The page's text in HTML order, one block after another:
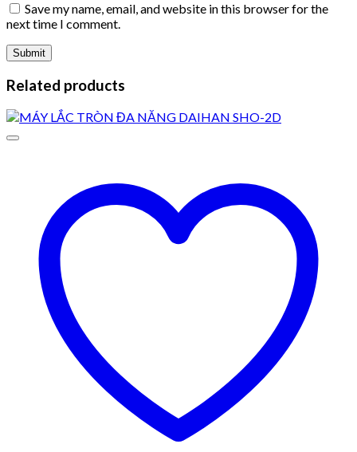
Save my name, email, and website in this browser for the
next time I comment.
Related products